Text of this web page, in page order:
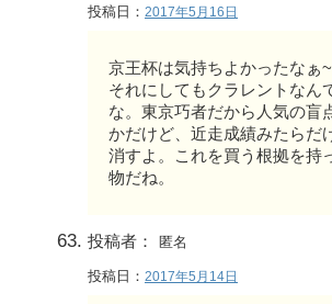
投稿日： 2017年5月16日
京王杯は気持ちよかったなぁ~
それにしてもクラレントなん
な。東京巧者だから人気の盲
かだけど、近走成績みたらだ
消すよ。これを買う根拠を持
物だね。
投稿者： 匿名
投稿日： 2017年5月14日